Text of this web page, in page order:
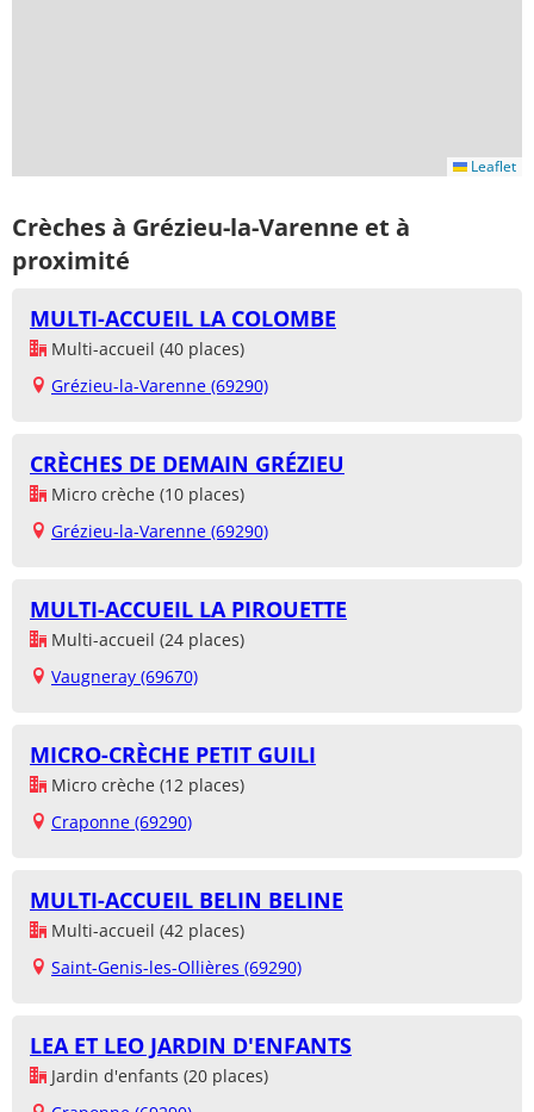
Leaflet
Crèches à Grézieu-la-Varenne et à
proximité
MULTI-ACCUEIL LA COLOMBE
Multi-accueil (40 places)
Grézieu-la-Varenne (69290)
CRÈCHES DE DEMAIN GRÉZIEU
Micro crèche (10 places)
Grézieu-la-Varenne (69290)
MULTI-ACCUEIL LA PIROUETTE
Multi-accueil (24 places)
Vaugneray (69670)
MICRO-CRÈCHE PETIT GUILI
Micro crèche (12 places)
Craponne (69290)
MULTI-ACCUEIL BELIN BELINE
Multi-accueil (42 places)
Saint-Genis-les-Ollières (69290)
LEA ET LEO JARDIN D'ENFANTS
Jardin d'enfants (20 places)